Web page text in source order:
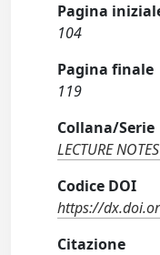
Pagina
104
Pagina finale
119
Collana/Serie
LECTURE
Codice DOI
https://
Citazione